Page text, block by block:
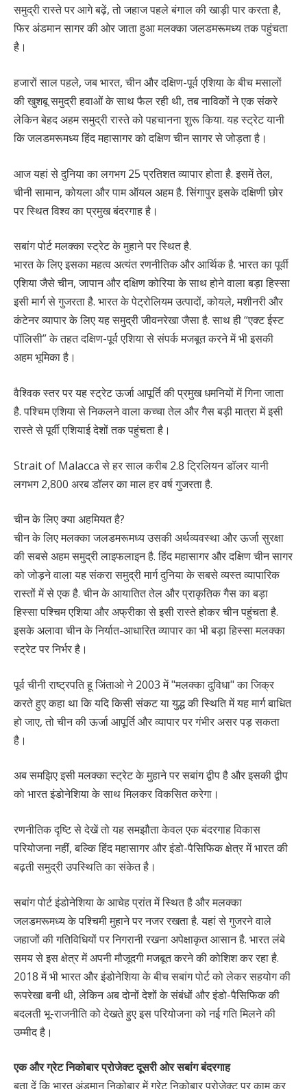
समुद्री रास्ते पर आगे बढ़ें, तो जहाज पहले बंगाल की खाड़ी पार करता है,
फिर अंडमान सागर की ओर जाता हुआ मलक्का जलडमरूमध्य तक पहुंचता
है।
हजारों साल पहले, जब भारत, चीन और दक्षिण-पूर्व एशिया के बीच मसालों
की खुशबू समुद्री हवाओं के साथ फैल रही थी, तब नाविकों ने एक संकरे
लेकिन बेहद अहम समुद्री रास्ते को पहचानना शुरू किया. यह स्ट्रेट यानी
कि जलडमरूमध्य हिंद महासागर को दक्षिण चीन सागर से जोड़ता है।
आज यहां से दुनिया का लगभग 25 प्रतिशत व्यापार होता है. इसमें तेल,
चीनी सामान, कोयला और पाम ऑयल अहम है. सिंगापुर इसके दक्षिणी छोर
पर स्थित विश्व का प्रमुख बंदरगाह है।
सबांग पोर्ट मलक्का स्ट्रेट के मुहाने पर स्थित है.
भारत के लिए इसका महत्व अत्यंत रणनीतिक और आर्थिक है. भारत का पूर्वी
एशिया जैसे चीन, जापान और दक्षिण कोरिया के साथ होने वाला बड़ा हिस्सा
इसी मार्ग से गुजरता है. भारत के पेट्रोलियम उत्पादों, कोयले, मशीनरी और
कंटेनर व्यापार के लिए यह समुद्री जीवनरेखा जैसा है. साथ ही “एक्ट ईस्ट
पॉलिसी” के तहत दक्षिण-पूर्व एशिया से संपर्क मजबूत करने में भी इसकी
अहम भूमिका है।
वैश्विक स्तर पर यह स्ट्रेट ऊर्जा आपूर्ति की प्रमुख धमनियों में गिना जाता
है. पश्चिम एशिया से निकलने वाला कच्चा तेल और गैस बड़ी मात्रा में इसी
रास्ते से पूर्वी एशियाई देशों तक पहुंचता है।
Strait of Malacca से हर साल करीब 2.8 ट्रिलियन डॉलर यानी
लगभग 2,800 अरब डॉलर का माल हर वर्ष गुजरता है.
चीन के लिए क्या अहमियत है?
चीन के लिए मलक्का जलडमरूमध्य उसकी अर्थव्यवस्था और ऊर्जा सुरक्षा
की सबसे अहम समुद्री लाइफलाइन है. हिंद महासागर और दक्षिण चीन सागर
को जोड़ने वाला यह संकरा समुद्री मार्ग दुनिया के सबसे व्यस्त व्यापारिक
रास्तों में से एक है. चीन के आयातित तेल और प्राकृतिक गैस का बड़ा
हिस्सा पश्चिम एशिया और अफ्रीका से इसी रास्ते होकर चीन पहुंचता है.
इसके अलावा चीन के निर्यात-आधारित व्यापार का भी बड़ा हिस्सा मलक्का
स्ट्रेट पर निर्भर है।
पूर्व चीनी राष्ट्रपति हू जिंताओ ने 2003 में "मलक्का दुविधा" का जिक्र
करते हुए कहा था कि यदि किसी संकट या युद्ध की स्थिति में यह मार्ग बाधित
हो जाए, तो चीन की ऊर्जा आपूर्ति और व्यापार पर गंभीर असर पड़ सकता
है।
अब समझिए इसी मलक्का स्ट्रेट के मुहाने पर सबांग द्वीप है और इसकी द्वीप
को भारत इंडोनेशिया के साथ मिलकर विकसित करेगा।
रणनीतिक दृष्टि से देखें तो यह समझौता केवल एक बंदरगाह विकास
परियोजना नहीं, बल्कि हिंद महासागर और इंडो-पैसिफिक क्षेत्र में भारत की
बढ़ती समुद्री उपस्थिति का संकेत है।
सबांग पोर्ट इंडोनेशिया के आचेह प्रांत में स्थित है और मलक्का
जलडमरूमध्य के पश्चिमी मुहाने पर नजर रखता है. यहां से गुजरने वाले
जहाजों की गतिविधियों पर निगरानी रखना अपेक्षाकृत आसान है. भारत लंबे
समय से इस क्षेत्र में अपनी मौजूदगी मजबूत करने की कोशिश कर रहा है.
2018 में भी भारत और इंडोनेशिया के बीच सबांग पोर्ट को लेकर सहयोग की
रूपरेखा बनी थी, लेकिन अब दोनों देशों के संबंधों और इंडो-पैसिफिक की
बदलती भू-राजनीति को देखते हुए इस परियोजना को नई गति मिलने की
उम्मीद है।
एक और ग्रेट निकोबार प्रोजेक्ट दूसरी ओर सबांग बंदरगाह
बता दें कि भारत अंडमान निकोबार में ग्रेट निकोबार प्रोजेक्ट पर काम कर